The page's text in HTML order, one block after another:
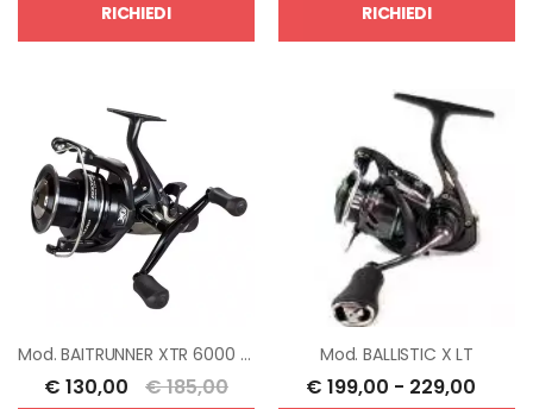
RICHIEDI RICHIEDI
Mod.BAITRUNNER XTR 6000 RA
€ 130,00 €185,00
Mod.BALLISTIC X LT
€ 199,00 - 229,00